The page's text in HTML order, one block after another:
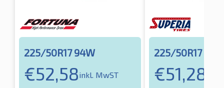
225/50R17 94W
€52,58inkl. MwST
225/50R17 98Y
€51,28